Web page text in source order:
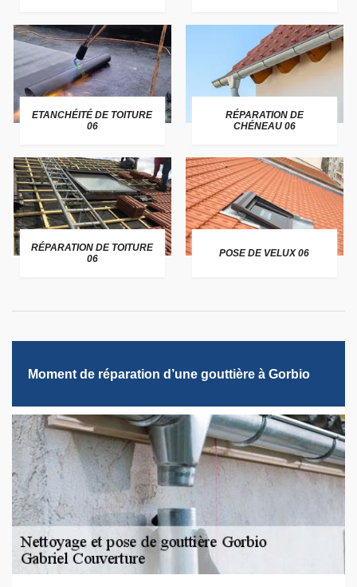
ETANCHÉITÉ DE TOITURE
06
RÉPARATION DE
CHÉNEAU 06
RÉPARATION DE TOITURE
06
POSE DE VELUX 06
Moment de réparation d’une gouttière à Gorbio